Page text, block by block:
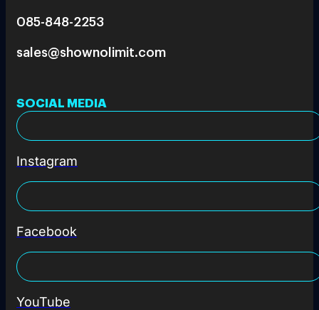
085-848-2253
sales@shownolimit.com
SOCIAL MEDIA
Instagram
Facebook
YouTube